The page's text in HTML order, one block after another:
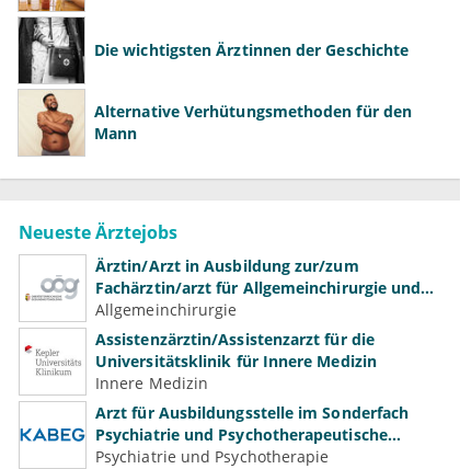
Die wichtigsten Ärztinnen der Geschichte
Alternative Verhütungsmethoden für den
Mann
Neueste Ärztejobs
Ärztin/Arzt in Ausbildung zur/zum
Fachärztin/arzt für Allgemeinchirurgie und
Gefäßchirurgie
Allgemeinchirurgie
Assistenzärztin/Assistenzarzt für die
Universitätsklinik für Innere Medizin
Innere Medizin
Arzt für Ausbildungsstelle im Sonderfach
Psychiatrie und Psychotherapeutische
Medizin (m/w/d)
Psychiatrie und Psychotherapie